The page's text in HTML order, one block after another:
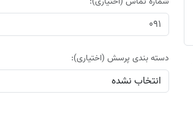
دسته بندی پرسش (اختیاری):